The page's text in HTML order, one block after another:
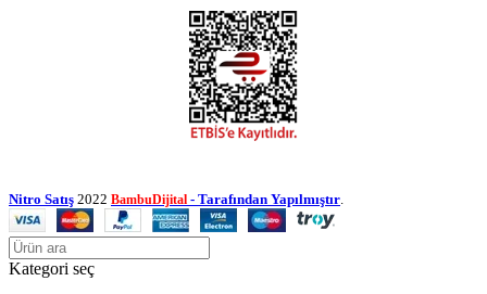
Nitro Satış 2022 BambuDijital - Tarafından Yapılmıştır
Kategori seç